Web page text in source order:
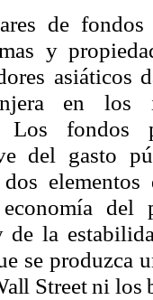
de
y
en los
Los
del gasto
dos
de la
se
Street ni los